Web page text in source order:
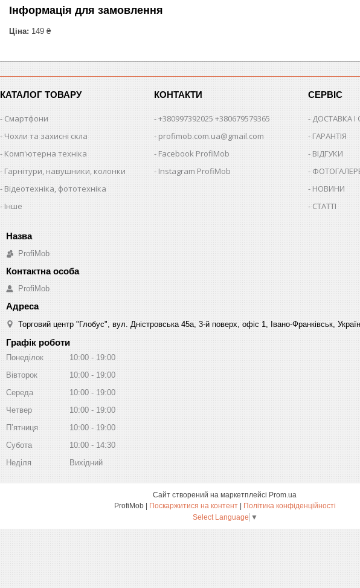
Інформація для замовлення
Ціна: 149 ₴
КАТАЛОГ ТОВАРУ
Смартфони
Чохли та захисні скла
Комп'ютерна техніка
Гарнітури, навушники, колонки
Відеотехніка, фототехніка
Інше
КОНТАКТИ
+380997392025 +380679579365
profimob.com.ua@gmail.com
Facebook ProfiMob
Instagram ProfiMob
СЕРВІС
ДОСТАВКА
ГАРАНТІЯ
ВІДГУКИ
НОВИНИ
СТАТТІ
ProfiMob
ProfiMob
Торговий центр "Глобус", вул. Дністровська 45а, 3-й поверх, офіс 1, Івано-Франківськ,
Графік роботи
Понеділок 10:00
19:00
Вівторок
10:00
19:00
Середа
10:00
19:00
Четвер
10:00
19:00
Пʼятниця
10:00
19:00
Субота
10:00
14:30
Неділя
Вихідний
Сайт створений на маркетплейсі Prom.ua
Поскаржитися на контент
Політика конфіденційності
Select Language ▼